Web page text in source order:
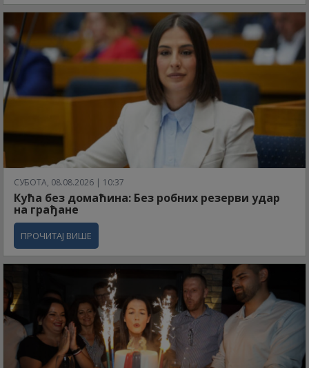
СУБОТА, 08.08.2026 | 10:37
Кућа без домаћина: Без робних резерви удар
на грађане
ПРОЧИТАЈ ВИШЕ